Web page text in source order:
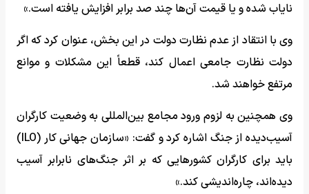
نایاب شده و یا قیمت آن‌ها چند صد برابر افزایش یافته است.»
وی با انتقاد از عدم نظارت دولت در این بخش، عنوان کرد که اگر
دولت نظارت جامعی اعمال کند، قطعاً این مشکلات و موانع
مرتفع خواهند شد.
وی همچنین به لزوم ورود مجامع بین‌المللی به وضعیت کارگران
آسیب‌دیده از جنگ اشاره کرد و گفت: «سازمان جهانی کار (ILO)
باید برای کارگران کشورهایی که بر اثر جنگ‌های نابرابر آسیب
دیده‌اند، چاره‌اندیشی کند.»